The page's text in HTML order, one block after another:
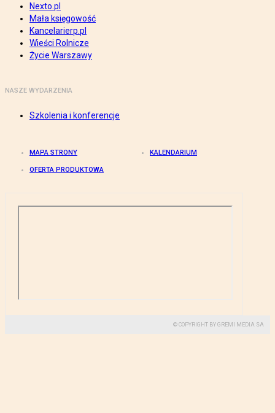
Nexto.pl
Mała księgowość
Kancelarierp.pl
Wieści Rolnicze
Życie Warszawy
NASZE WYDARZENIA
Szkolenia i konferencje
MAPA STRONY KALENDARIUM
OFERTA PRODUKTOWA
© COPYRIGHT BY GREMI MEDIA SA